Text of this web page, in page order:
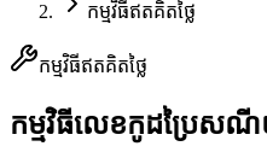
កម្មវិធីឥតគិតថ្លៃ
កម្មវិធីឥតគិតថ្លៃ
កម្មវិធីលេខកូដប្រៃសណី